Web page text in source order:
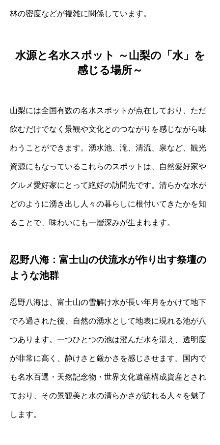
林の密度などが複雑に関係しています。
水源と名水スポット ～山梨の「水」を
感じる場所～
山梨には全国有数の名水スポットが点在しており、ただ
飲むだけでなく景観や文化とのつながりを感じながら味
わうことができます。湧水池、滝、清流、泉など、観光
資源にもなっているこれらのスポットは、自然愛好家や
グルメ愛好家にとって絶好の訪問先です。清らかな水が
どのように湧き出し人々の暮らしに根付いてきたかを知
ることで、味わいにも一層深みが生まれます。
忍野八海：富士山の伏流水が作り出す祭壇の
ような池群
忍野八海は、富士山の雪解け水が長い年月をかけて地下
でろ過された後、自然の湧水として地表に現れる池が八
つあります。一つひとつの池は澄んだ水を湛え、透明度
が非常に高く、静けさと厳かさを感じさせます。国内で
も名水百選・天然記念物・世界文化遺産構成資産とされ
ており、その景観美と水の清らかさが訪れる人々を魅了
します。